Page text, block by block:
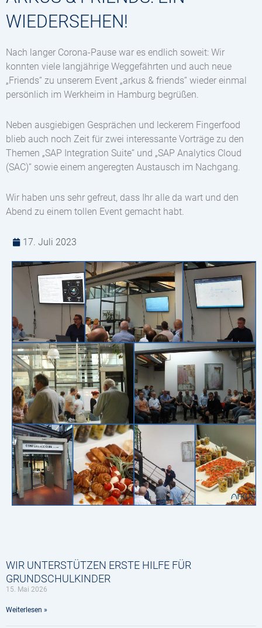
WIR UNTERSTÜTZEN ERSTE HILFE FÜR
GRUNDSCHULKINDER
15. Mai 2026
Weiterlesen »
WIEDERSEHEN!
Nach langer Corona-Pause war es endlich soweit: Wir
konnten viele langjährige Weggefährten und auch neue
„Friends“ zu unserem Event „arkus & friends“ wieder einmal
persönlich im Werkheim in Hamburg begrüßen.
Neben ausgiebigen Gesprächen und leckerem Fingerfood
blieb auch noch Zeit für zwei interessante Vorträge zu den
Themen „SAP Integration Suite“ und „SAP Analytics Cloud
(SAC)“ sowie einem angeregten Austausch im Nachgang.
Wir haben uns sehr gefreut, dass Ihr alle da wart und den
Abend zu einem tollen Event gemacht habt.
17. Juli 2023